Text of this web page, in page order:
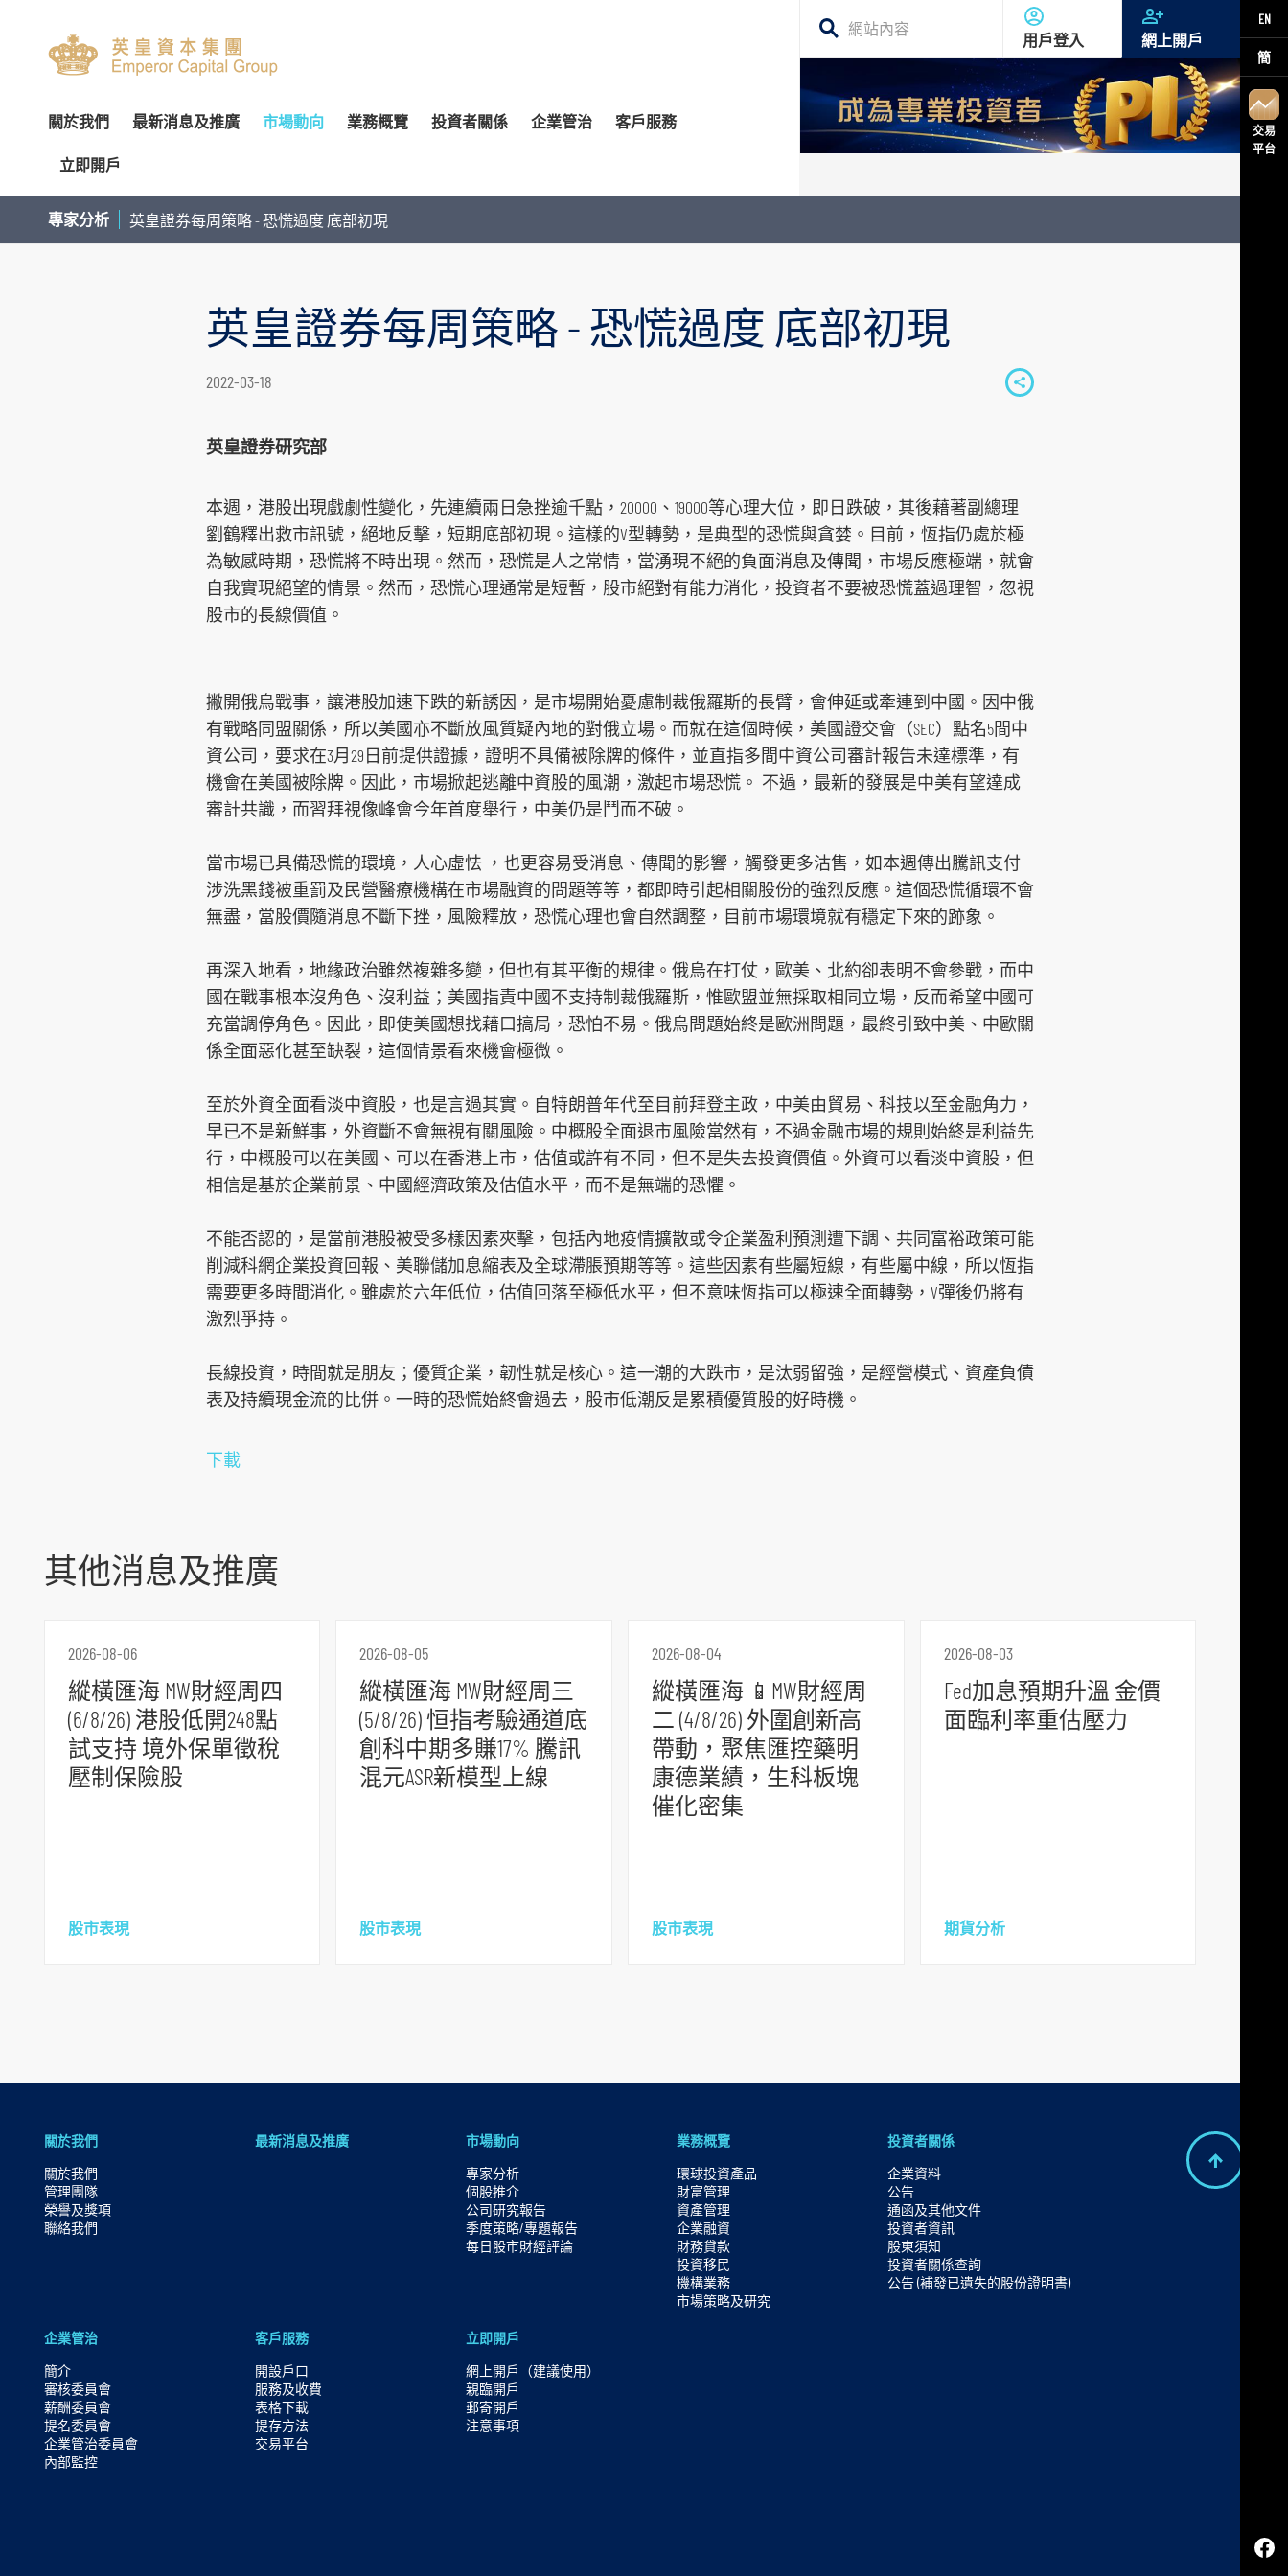
EN
簡
交易
平台
關於我們
關於我們
管理團隊
聯絡我們
最新消息及推廣 市場動向
專家分析
個股推介
季度策略/專題報告
每日股市財經評論
業務概覽
環球投資產品
股票期權
股票融資融券
認股證及牛熊證
財富管理
企業融資
財務貸款
投資移民
市場策略及研究​
投資者關係
企業資料
董事名單與其角色和職能
公告
投資者資訊
股東須知
以電子方式傳送公司通訊
投資者關係查詢
企業管治
簡介
審核委員會
提名委員會
企業管治委員會
內部監控
客戶服務
開設戶口
服務及收費
提存方法
交易平台
立即開戶
網上開戶（建議使用）
親臨開戶
注意事項
搜
網
內
用戶登入 網上開戶
專家分析 英皇證券每周策略 - 恐慌過度 底部初現
英皇證券每周策略 - 恐慌過度 底部初現
2022-03-18
S
t
o
s
a
l
e
p
t
f
o
英皇證券研究部
本週，港股出現戲劇性變化，先連續兩日急挫逾千點，20000、19000等心理大位，即日跌破，其後藉著副總理
劉鶴釋出救市訊號，絕地反擊，短期底部初現。這樣的V型轉勢，是典型的恐慌與貪婪。目前，恆指仍處於極
為敏感時期，恐慌將不時出現。然而，恐慌是人之常情，當湧現不絕的負面消息及傳聞，市場反應極端，就會
自我實現絕望的情景。然而，恐慌心理通常是短暫，股市絕對有能力消化，投資者不要被恐慌蓋過理智，忽視
股市的長線價值。
撇開俄烏戰事，讓港股加速下跌的新誘因，是市場開始憂慮制裁俄羅斯的長臂，會伸延或牽連到中國。因中俄
有戰略同盟關係，所以美國亦不斷放風質疑內地的對俄立場。而就在這個時候，美國證交會（SEC）點名5間中
資公司，要求在3月29日前提供證據，證明不具備被除牌的條件，並直指多間中資公司審計報告未達標準，有
機會在美國被除牌。因此，市場掀起逃離中資股的風潮，激起市場恐慌。 不過，最新的發展是中美有望達成
審計共識，而習拜視像峰會今年首度舉行，中美仍是鬥而不破。
當市場已具備恐慌的環境，人心虛怯 ，也更容易受消息、傳聞的影響，觸發更多沽售，如本週傳出騰訊支付
涉洗黑錢被重罰及民營醫療機構在市場融資的問題等等，都即時引起相關股份的強烈反應。這個恐慌循環不會
無盡，當股價隨消息不斷下挫，風險釋放，恐慌心理也會自然調整，目前市場環境就有穩定下來的跡象。
再深入地看，地緣政治雖然複雜多變，但也有其平衡的規律。俄烏在打仗，歐美、北約卻表明不會參戰，而中
國在戰事根本沒角色、沒利益；美國指責中國不支持制裁俄羅斯，惟歐盟並無採取相同立場，反而希望中國可
充當調停角色。因此，即使美國想找藉口搞局，恐怕不易。俄烏問題始終是歐洲問題，最終引致中美、中歐關
係全面惡化甚至缺裂，這個情景看來機會極微。
至於外資全面看淡中資股，也是言過其實。自特朗普年代至目前拜登主政，中美由貿易、科技以至金融角力，
早已不是新鮮事，外資斷不會無視有關風險。中概股全面退市風險當然有，不過金融市場的規則始終是利益先
行，中概股可以在美國、可以在香港上市，估值或許有不同，但不是失去投資價值。外資可以看淡中資股，但
相信是基於企業前景、中國經濟政策及估值水平，而不是無端的恐懼。
不能否認的，是當前港股被受多樣因素夾擊，包括內地疫情擴散或令企業盈利預測遭下調、共同富裕政策可能
削減科網企業投資回報、美聯儲加息縮表及全球滯脹預期等等。這些因素有些屬短線，有些屬中線，所以恆指
需要更多時間消化。雖處於六年低位，估值回落至極低水平，但不意味恆指可以極速全面轉勢，V彈後仍將有
激烈爭持。
長線投資，時間就是朋友；優質企業，韌性就是核心。這一潮的大跌市，是汰弱留強，是經營模式、資產負債
表及持續現金流的比併。一時的恐慌始終會過去，股市低潮反是累積優質股的好時機。
下載
其他消息及推廣
2026-08-06
縱橫匯海 MW財經周四
(6/8/26) 港股低開248點
試支持 境外保單徵稅
壓制保險股
股市表現
2026-08-05
縱橫匯海 MW財經周三
(5/8/26) 恒指考驗通道底
創科中期多賺17% 騰訊
混元ASR新模型上線
股市表現
2026-08-04
縱橫匯海 📱MW財經周
二 (4/8/26) 外圍創新高
帶動，聚焦匯控藥明
康德業績，生科板塊
催化密集
股市表現
2026-08-03
Fed加息預期升溫 金價
面臨利率重估壓力
期貨分析
B
關於我們
關於我們
管理團隊
榮譽及獎項
聯絡我們
最新消息及推廣
市場動向
專家分析
個股推介
公司研究報告
季度策略/專題報告
每日股市財經評論
業務概覽
環球投資產品
財富管理
資產管理
企業融資
財務貸款
投資移民
機構業務
市場策略及研究​
投資者關係
企業資料
公告
通函及其他文件
投資者資訊
股東須知
投資者關係查詢
公告 (補發已遺失的股份證明書)
企業管治
簡介
審核委員會
薪酬委員會
提名委員會
企業管治委員會
內部監控
客戶服務
開設戶口
服務及收費
表格下載
提存方法
交易平台
立即開戶
網上開戶（建議使用）
親臨開戶
郵寄開戶
注意事項